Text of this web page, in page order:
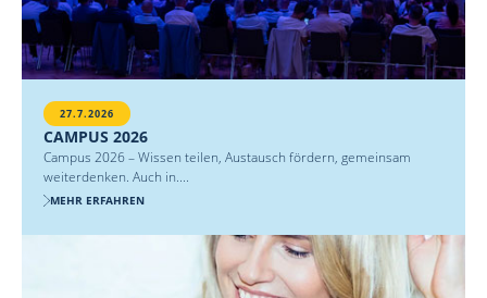
27.7.2026
CAMPUS 2026
Campus 2026 – Wissen teilen, Austausch fördern, gemeinsam
weiterdenken. Auch in....
MEHR ERFAHREN